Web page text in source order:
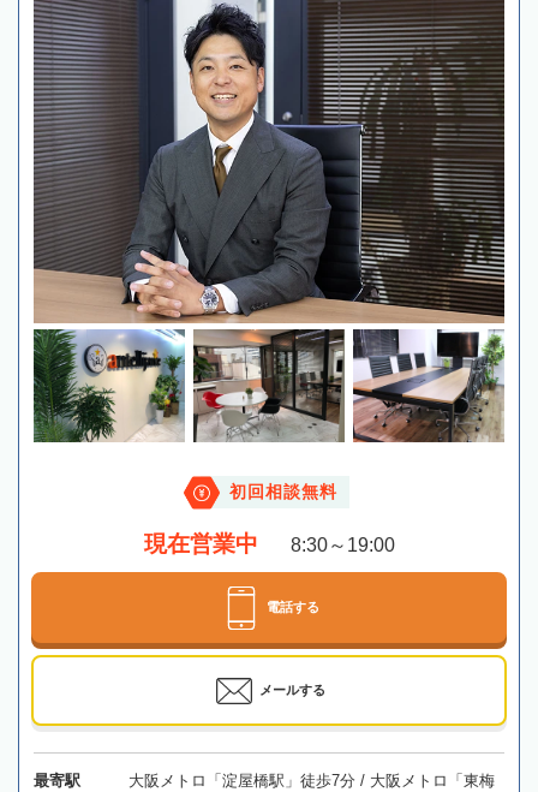
初回相談無料
現在営業中 8:30～19:00
電話する
メールする
最寄駅
大阪メトロ「淀屋橋駅」徒歩7分 / 大阪メトロ「東梅